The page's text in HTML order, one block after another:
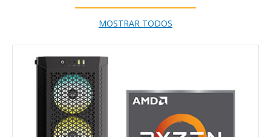
MOSTRAR TODOS